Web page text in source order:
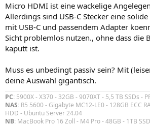
Micro HDMI ist eine wackelige
Allerdings sind USB-C Stecker eine
mit USB-C und passendem Adapter
Sicht problemlos nutzen., ohne dass die
kaputt ist.
Muss es unbedingt passiv sein? Mit
deine Auswahl gigantisch.
PC: 5900X - X370 - 32GB - 9070XT - 5,5 TB SSDs -
NAS: R5 5600 - Gigabyte MC12-LE0 - 128GB ECC
HDD - Ubuntu Server 24.04
NB: MacBook Pro 16 Zoll - M4 Pro - 48GB - 1TB